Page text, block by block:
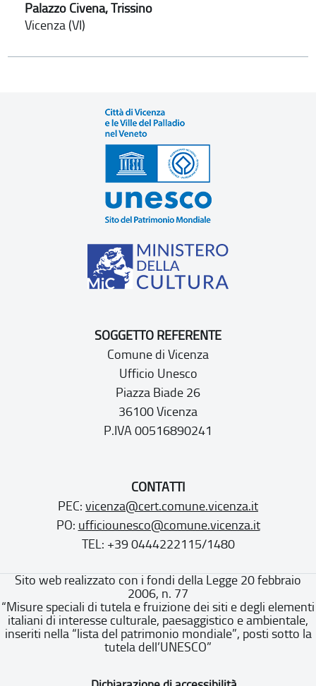
Palazzo Civena, Trissino
Vicenza (VI)
SOGGETTO REFERENTE
Comune di Vicenza
Ufficio Unesco
Piazza Biade 26
36100 Vicenza
P.IVA 00516890241
CONTATTI
PEC: vicenza@cert.comune.vicenza.it
PO: ufficiounesco@comune.vicenza.it
TEL: +39 0444222115/1480
Sito web realizzato con i fondi della Legge 20 febbraio
2006, n. 77
“Misure speciali di tutela e fruizione dei siti e degli elementi
italiani di interesse culturale, paesaggistico e ambientale,
inseriti nella “lista del patrimonio mondiale”, posti sotto la
tutela dell’UNESCO”